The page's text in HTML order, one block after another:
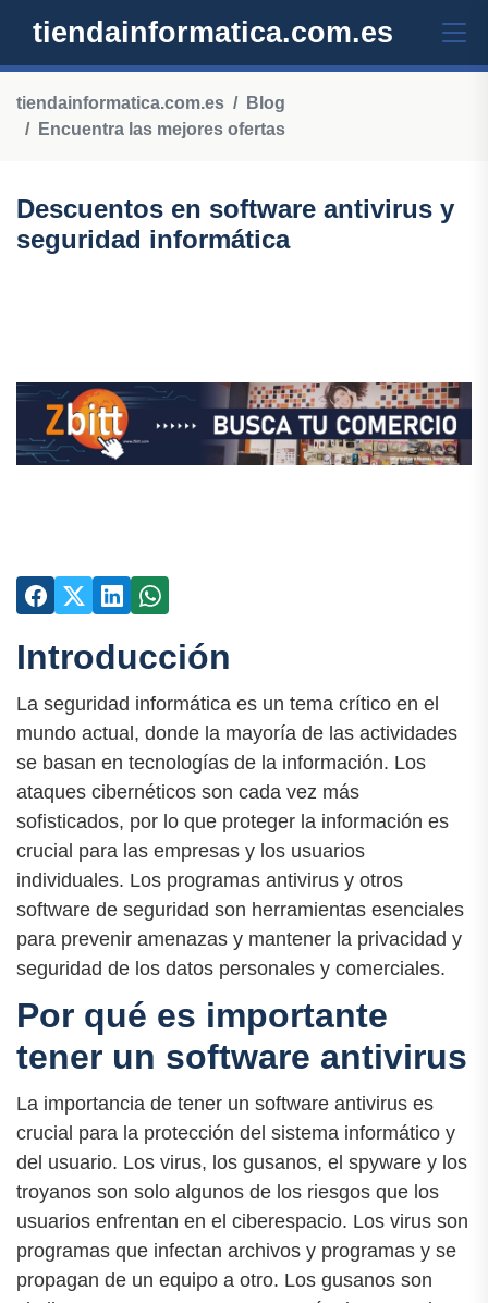
tiendainformatica.com.es
tiendainformatica.com.es
Blog
Encuentra las mejores ofertas
Descuentos en software antivirus y
seguridad informática
Introducción
La seguridad informática es un tema crítico en el
mundo actual, donde la mayoría de las actividades
se basan en tecnologías de la información. Los
ataques cibernéticos son cada vez más
sofisticados, por lo que proteger la información es
crucial para las empresas y los usuarios
individuales. Los programas antivirus y otros
software de seguridad son herramientas esenciales
para prevenir amenazas y mantener la privacidad y
seguridad de los datos personales y comerciales.
Por qué es importante
tener un software antivirus
La importancia de tener un software antivirus es
crucial para la protección del sistema informático y
del usuario. Los virus, los gusanos, el spyware y los
troyanos son solo algunos de los riesgos que los
usuarios enfrentan en el ciberespacio. Los virus son
programas que infectan archivos y programas y se
propagan de un equipo a otro. Los gusanos son